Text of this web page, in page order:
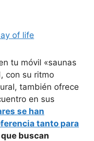
of life
tu móvil «saunas
con su ritmo
también ofrece
en sus
se han
tanto para
que buscan